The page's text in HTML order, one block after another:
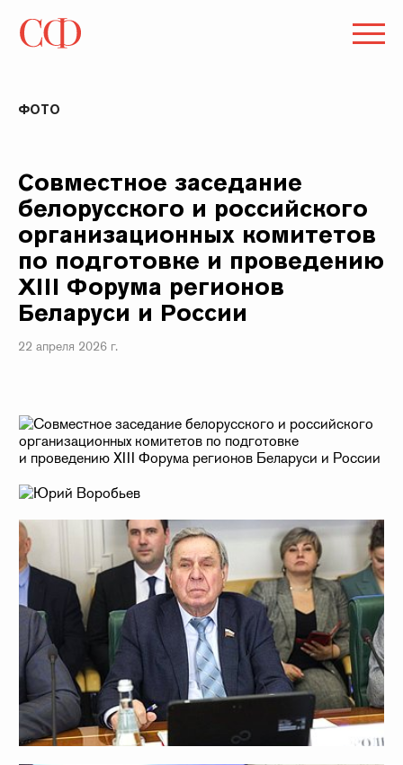
ФОТО
Совместное заседание
белорусского и российского
организационных комитетов
по подготовке и проведению
ХIII Форума регионов
Беларуси и России
22 апреля 2026 г.